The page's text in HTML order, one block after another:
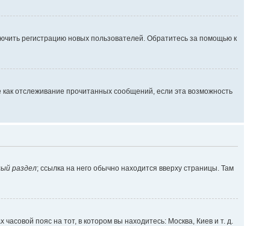
регистрацию новых пользователей. Обратитесь за помощью к
отслеживание прочитанных сообщений, если эта возможность
раздел; ссылка на него обычно находится вверху страницы. Там
пояс на тот, в котором вы находитесь: Москва, Киев и т. д.